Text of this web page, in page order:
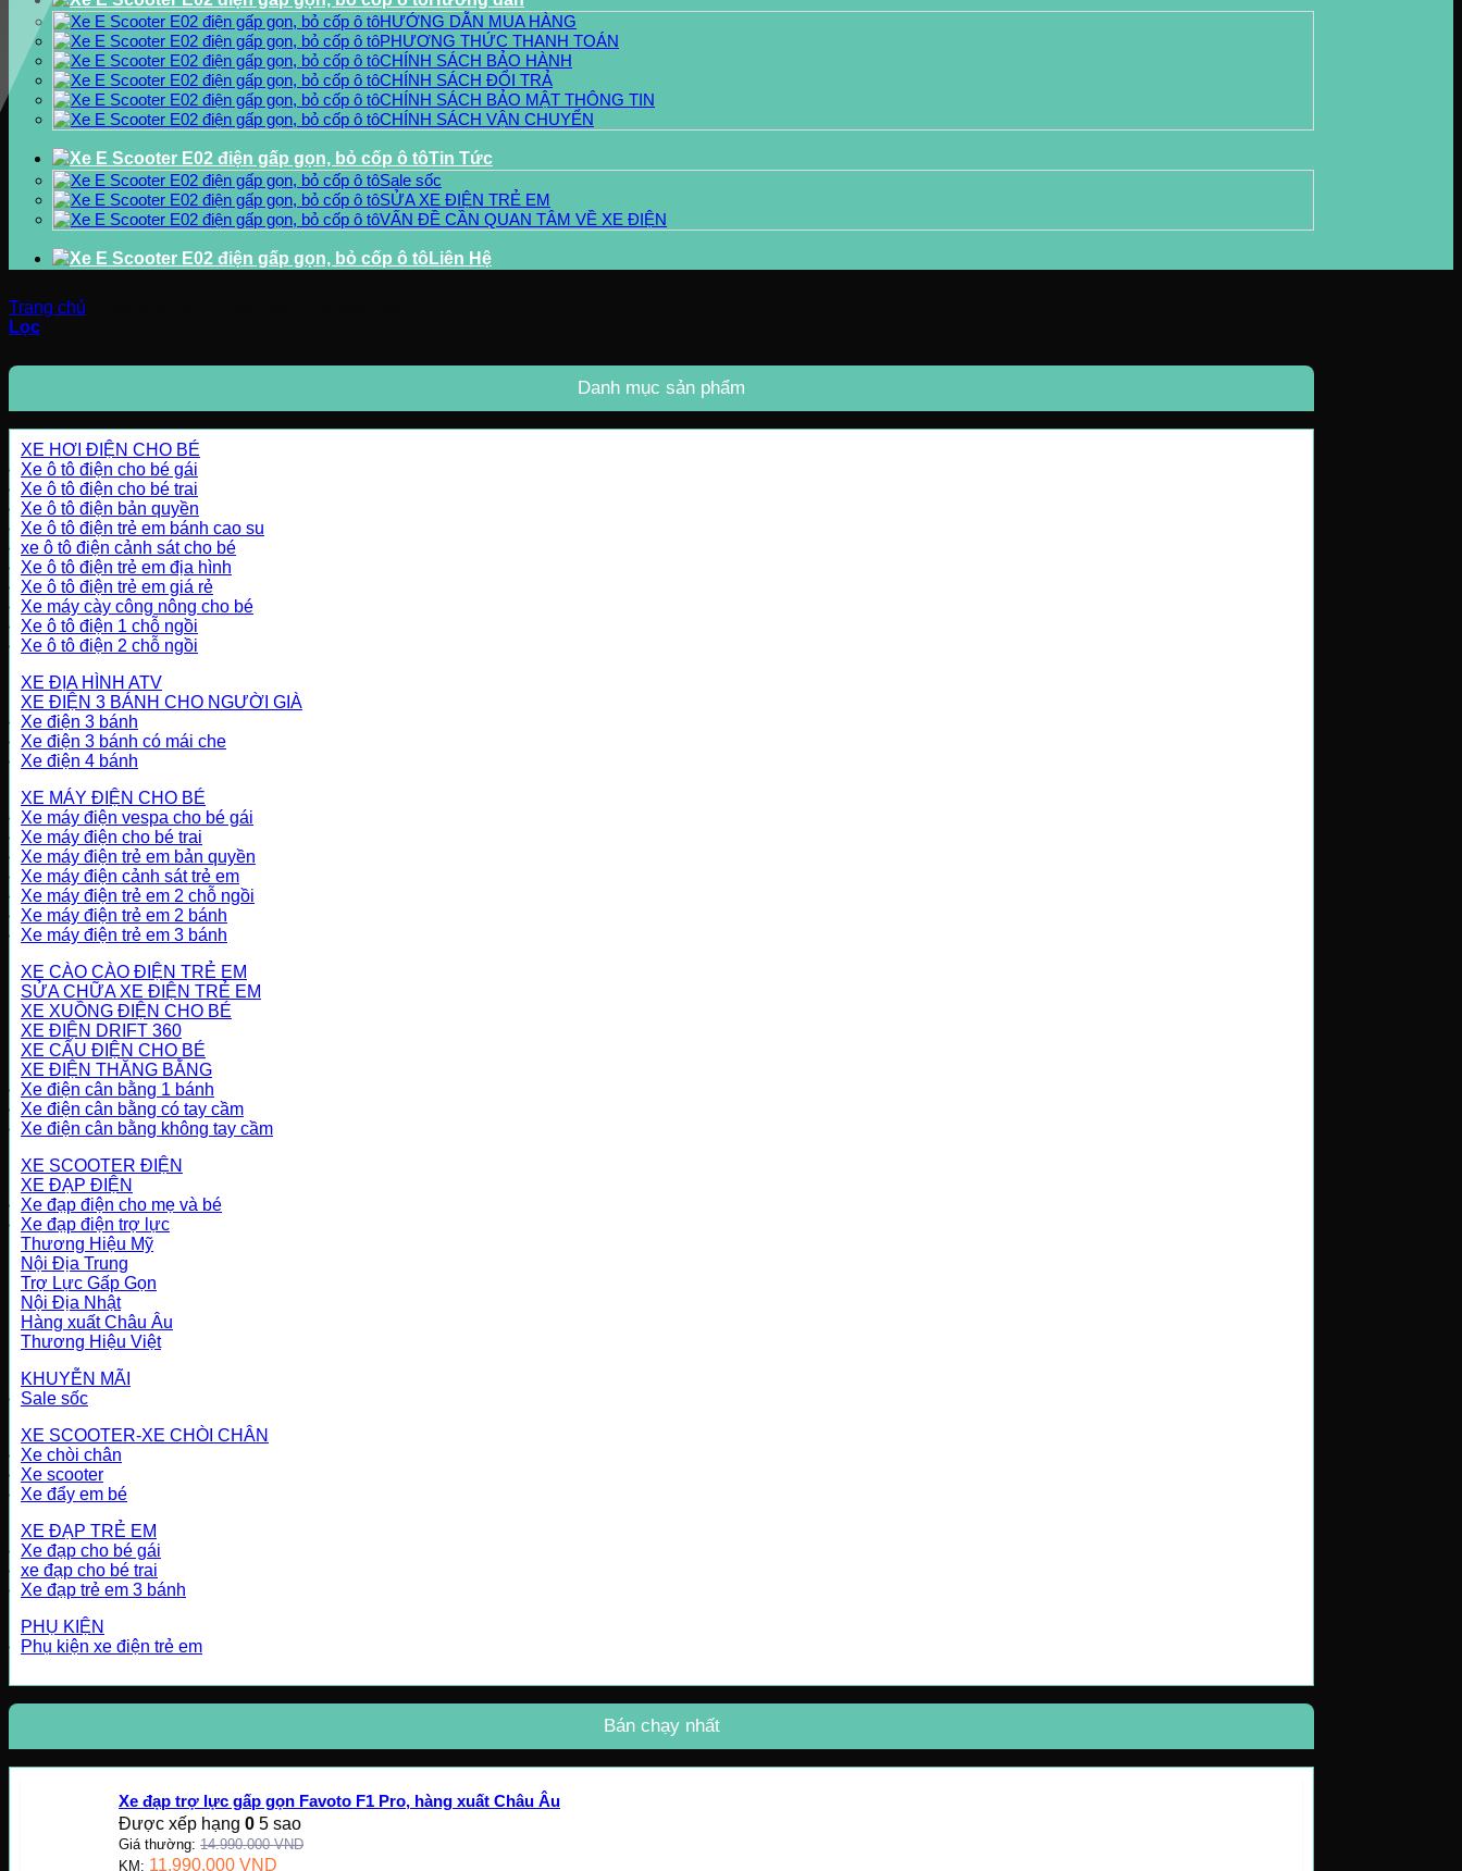
HƯỚNG DẪN MUA HÀNG
PHƯƠNG THỨC THANH TOÁN
CHÍNH SÁCH BẢO HÀNH
CHÍNH SÁCH ĐỔI TRẢ
CHÍNH SÁCH BẢO MẬT THÔNG TIN
CHÍNH SÁCH VẬN CHUYỂN
Tin Tức
Sale sốc
SỬA XE ĐIỆN TRẺ EM
VẤN ĐỀ CẦN QUAN TÂM VỀ XE ĐIỆN
Liên Hệ
Trang chủ
Lọc
Danh mục sản phẩm
XE HƠI ĐIỆN CHO BÉ
Xe ô tô điện cho bé gái
Xe ô tô điện cho bé trai
Xe ô tô điện bản quyền
Xe ô tô điện trẻ em bánh cao su
xe ô tô điện cảnh sát cho bé
Xe ô tô điện trẻ em địa hình
Xe ô tô điện trẻ em giá rẻ
Xe máy cày công nông cho bé
Xe ô tô điện 1 chỗ ngồi
Xe ô tô điện 2 chỗ ngồi
XE ĐỊA HÌNH ATV
XE ĐIỆN 3 BÁNH CHO NGƯỜI GIÀ
Xe điện 3 bánh
Xe điện 3 bánh có mái che
Xe điện 4 bánh
XE MÁY ĐIỆN CHO BÉ
Xe máy điện vespa cho bé gái
Xe máy điện cho bé trai
Xe máy điện trẻ em bản quyền
Xe máy điện cảnh sát trẻ em
Xe máy điện trẻ em 2 chỗ ngồi
Xe máy điện trẻ em 2 bánh
Xe máy điện trẻ em 3 bánh
XE CÀO CÀO ĐIỆN TRẺ EM
SỬA CHỮA XE ĐIỆN TRẺ EM
XE XUỒNG ĐIỆN CHO BÉ
XE ĐIỆN DRIFT 360
XE CẨU ĐIỆN CHO BÉ
XE ĐIỆN THĂNG BẰNG
Xe điện cân bằng 1 bánh
Xe điện cân bằng có tay cầm
Xe điện cân bằng không tay cầm
XE SCOOTER ĐIỆN
XE ĐẠP ĐIỆN
Xe đạp điện cho mẹ và bé
Xe đạp điện trợ lực
Thương Hiệu Mỹ
Nội Địa Trung
Trợ Lực Gấp Gọn
Nội Địa Nhật
Hàng xuất Châu Âu
Thương Hiệu Việt
KHUYỄN MÃI
Sale sốc
XE SCOOTER-XE CHÒI CHÂN
Xe chòi chân
Xe scooter
Xe đẩy em bé
XE ĐẠP TRẺ EM
Xe đạp cho bé gái
xe đạp cho bé trai
Xe đạp trẻ em 3 bánh
PHỤ KIỆN
Phụ kiện xe điện trẻ em
Bán chạy nhất
Xe đạp trợ lực gấp gọn Favoto F1 Pro, hàng xuất Châu Âu
Được xếp hạng 0 5 sao
Giá thường: 14.990.000VND
KM: 11.990.000 VND